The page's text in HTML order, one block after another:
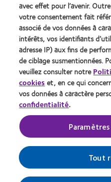
Carrières
Actualites
Contact
Legal
Politique de
Cookies
Conditions d'utilisation
Gérer les préférences
avec effet pour l’avenir.
votre consentement fait
associé de vos données à
intérêts, vos identifiants
adresse IP) aux fins de
de ciblage susmentionnées.
veuillez consulter notre
cookieset, en ce qui
vos données à caractère
confidentialité.
Tout